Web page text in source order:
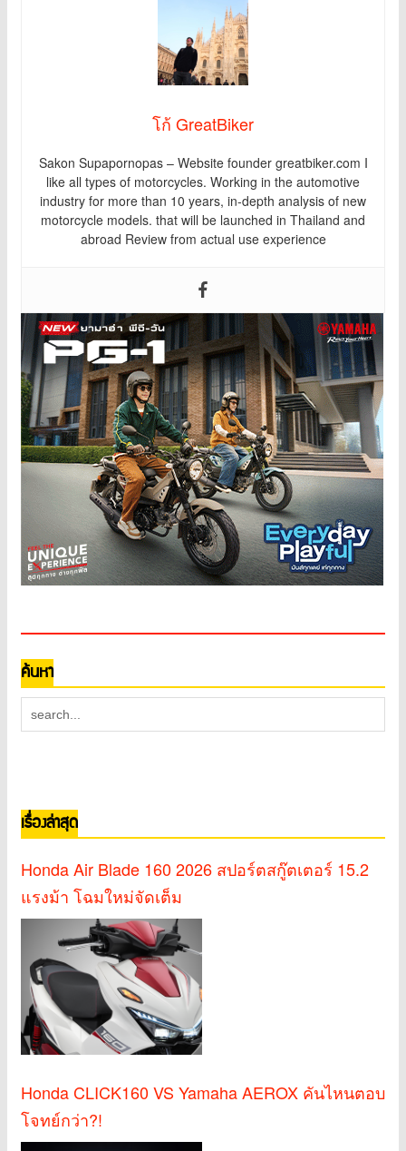
โก้ GreatBiker
Sakon Supapornopas – Website founder greatbiker.com I
like all types of motorcycles. Working in the automotive
industry for more than 10 years, in-depth analysis of new
motorcycle models. that will be launched in Thailand and
abroad Review from actual use experience
ค้นหา
เรื่องล่าสุด
Honda Air Blade 160 2026 สปอร์ตสกู๊ตเตอร์ 15.2
แรงม้า โฉมใหม่จัดเต็ม
Honda CLICK160 VS Yamaha AEROX คันไหนตอบ
โจทย์กว่า?!